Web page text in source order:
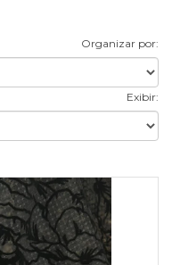
Organizar por:
Exibir: